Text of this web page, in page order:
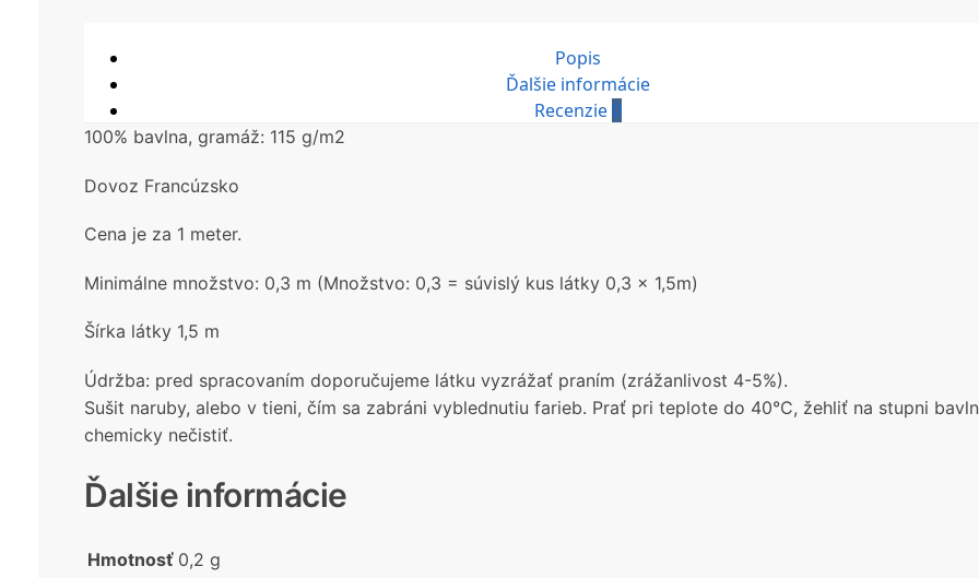
Popis
Ďalšie informácie
Recenzie 0
100% bavlna, gramáž: 115 g/m2
Dovoz Francúzsko
Cena je za 1 meter.
Minimálne množstvo: 0,3 m (Množstvo: 0,3 = súvislý kus látky 0,3 x 1,5m)
Šírka látky 1,5 m
Údržba: pred spracovaním doporučujeme látku vyzrážať praním (zrážanlivost 4-5%).
Sušit naruby, alebo v tieni, čím sa zabráni vyblednutiu farieb. Prať pri teplote do 40°C, žehliť na stupni
chemicky nečistiť.
Ďalšie informácie
Hmotnosť 0,2 g